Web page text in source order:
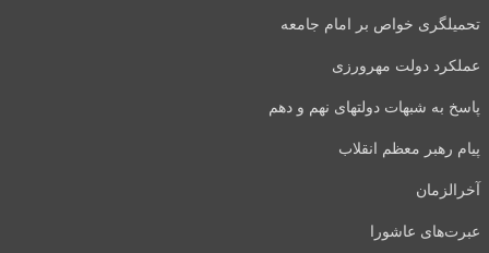
تحمیلگری خواص بر امام جامعه
عملکرد دولت مهرورزی
پاسخ به شبهات دولتهای نهم و دهم
پیام رهبر معظم انقلاب
آخرالزمان
عبرت‌های عاشورا